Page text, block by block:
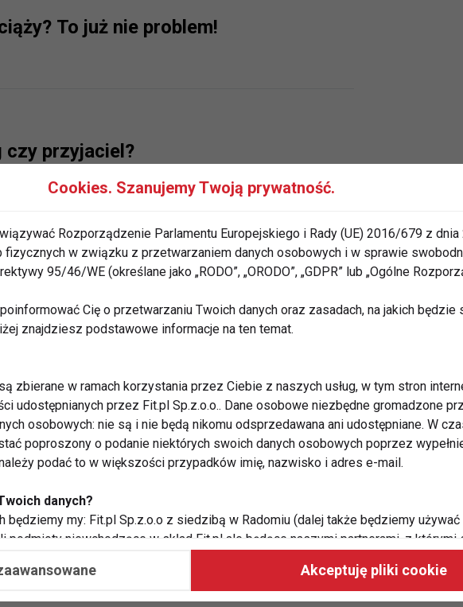
To już nie problem!
czy przyjaciel?
łagodzić i zapobiegać
bólu kręgosłupa. Współdziałanie
o dowiedzionej skuteczności
kręgosłupa. Zagadnienia wybrane
Cookies. Szanujemy Twoją prywatność.
Rozporządzenie Parlamentu Europejskiego i Rady (UE) 2016/679 z
fizycznych w związku z przetwarzaniem danych osobowych i w sprawie
95/46/WE (określane jako „RODO”, „ORODO”, „GDPR” lub „Ogólne
Cię o przetwarzaniu Twoich danych oraz zasadach, na jakich będzie
znajdziesz podstawowe informacje na ten temat.
zbierane w ramach korzystania przez Ciebie z naszych usług, w tym stron
udostępnianych przez Fit.pl Sp.z.o.o.. Dane osobowe niezbędne gromadzone
osobowych: nie są i nie będą nikomu odsprzedawana ani udostępniane. W
poproszony o podanie niektórych swoich danych osobowych poprzez
podać to w większości przypadków imię, nazwisko i adres e-mail.
danych?
będziemy my: Fit.pl Sp.z.o.o z siedzibą w Radomiu (dalej także będziemy używać
podmioty niewchodzące w skład Fit.pl ale będące naszymi partnerami, z którymi
Akceptuję pliki cookie